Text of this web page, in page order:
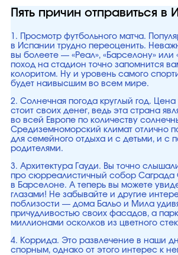
Пять причин отправиться в
1. Просмотр футбольного матча.
в Испании трудно переоценить.
вы болеете — «Реал», «Барселону»
поход на стадион точно запомнится
колоритом. Ну и уровень самого
будет наивысшим во всем мире.
2. Солнечная погода круглый год.
стоит своих денег, ведь эта страна
во всей Европе по количеству
Средиземноморский климат отлично
для семейного отдыха и с детьми, и с
родителями.
3. Архитектура Гауди. Вы точно
про сюрреалистичный собор Саграда
в Барселоне. А теперь вы можете
глазами! Не забывайте и другие
поблизости — дома Бальо и Мила
причудливостью своих фасадов, а
миллионами осколков из цветного
4. Коррида. Это развлечение в наши
спорным, однако от этого интерес к